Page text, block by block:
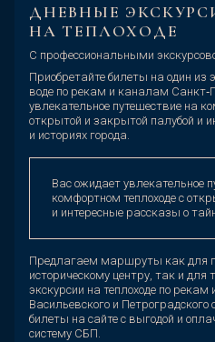
ДНЕВНЫЕ
НА ТЕПЛОХОДЕ
С профессиональными
Приобретайте билеты на один
воде по рекам и каналам
увлекательное путешествие на
открытой и закрытой палубой и
и историях города.
Вас ожидает увлекательное
комфортном теплоходе с
и интересные рассказы о
Предлагаем маршруты как для
историческому центру, так и для
экскурсии на теплоходе по
Васильевского и Петроградского
билеты на сайте с выгодой и
систему СБП.